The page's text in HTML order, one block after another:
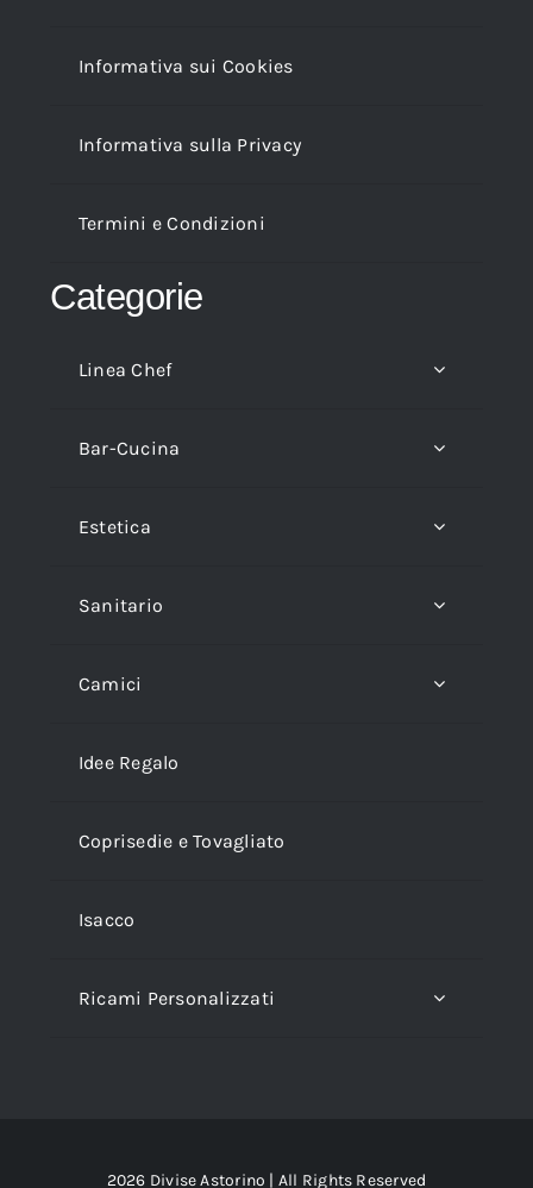
Informativa sui Cookies
Informativa sulla Privacy
Termini e Condizioni
Categorie
Linea Chef
Bar-Cucina
Estetica
Sanitario
Camici
Idee Regalo
Coprisedie e Tovagliato
Isacco
Ricami Personalizzati
2026 Divise Astorino | All Rights Reserved